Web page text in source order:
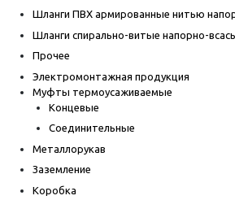
Шланги ПВХ армированные нитью
Шланги спирально-витые напорно-
Прочее
Электромонтажная продукция
Муфты термоусаживаемые
Концевые
Соединительные
Металлорукав
Заземление
Коробка